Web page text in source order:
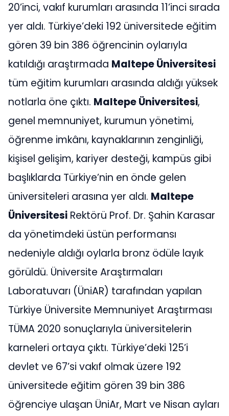
20’inci, vakıf kurumları arasında 11’inci sırada
yer aldı. Türkiye’deki 192 üniversitede eğitim
gören 39 bin 386 öğrencinin oylarıyla
katıldığı araştırmada Maltepe Üniversitesi
tüm eğitim kurumları arasında aldığı yüksek
notlarla öne çıktı. Maltepe Üniversitesi,
genel memnuniyet, kurumun yönetimi,
öğrenme imkânı, kaynaklarının zenginliği,
kişisel gelişim, kariyer desteği, kampüs gibi
başlıklarda Türkiye’nin en önde gelen
üniversiteleri arasına yer aldı. Maltepe
Üniversitesi Rektörü Prof. Dr. Şahin Karasar
da yönetimdeki üstün performansı
nedeniyle aldığı oylarla bronz ödüle layık
görüldü. Üniversite Araştırmaları
Laboratuvarı (ÜniAR) tarafından yapılan
Türkiye Üniversite Memnuniyet Araştırması
TÜMA 2020 sonuçlarıyla üniversitelerin
karneleri ortaya çıktı. Türkiye’deki 125’i
devlet ve 67’si vakıf olmak üzere 192
üniversitede eğitim gören 39 bin 386
öğrenciye ulaşan ÜniAr, Mart ve Nisan ayları